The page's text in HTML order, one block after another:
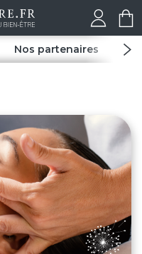
Nos partenaires Spas